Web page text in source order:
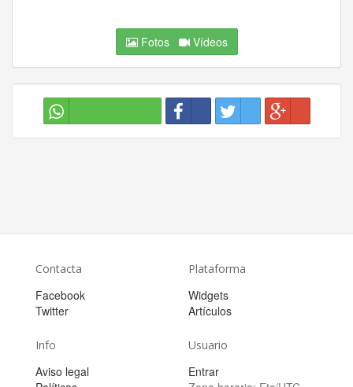
Fotos Vídeos
Contacta
Facebook
Twitter
Plataforma
Widgets
Artículos
Info
Aviso legal
Usuario
Entrar